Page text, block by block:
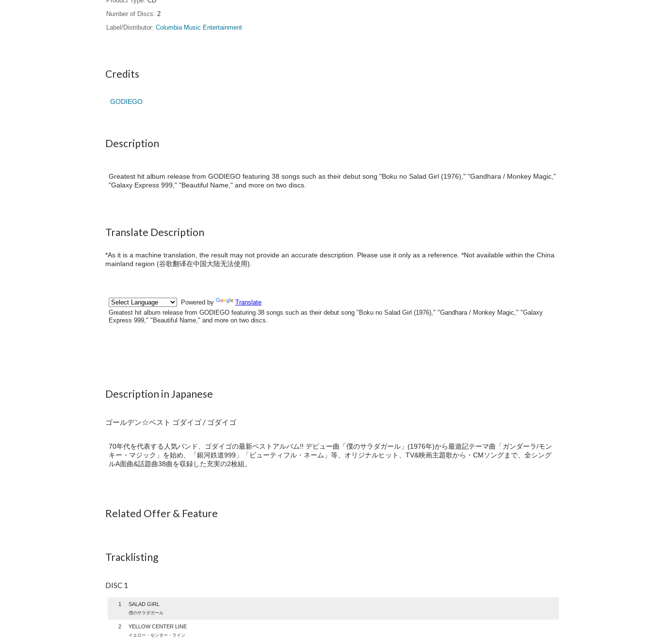
Number of Discs
2
Label/Distributor Columbia Music Entertainment
Credits
GODIEGO
Description
Greatest hit album release from GODIEGO featuring 38 songs such as their debut song "Boku no Salad Girl (1976)," "Gandhara / Monkey Magic,"
"Galaxy Express 999," "Beautiful Name," and more on two discs.
Translate Description
*As it is a machine translation, the result may not provide an accurate description. Please use it only as a reference. *Not available within the China
mainland region (谷歌翻译在中国大陆无法使用).
Description in Japanese
ゴールデン☆ベスト ゴダイゴ / ゴダイゴ
70年代を代表する人気バンド、ゴダイゴの最新ベストアルバム!! デビュー曲「僕のサラダガール」(1976年)から最遊記テーマ曲「ガンダーラ/モン
キー・マジック」を始め、「銀河鉄道999」「ビューティフル・ネーム」等、オリジナルヒット、TV&映画主題歌から・CMソングまで、全シング
ルA面曲&話題曲38曲を収録した充実の2枚組。
Related Offer & Feature
Tracklisting
DISC 1
1 SALAD GIRL
僕のサラダガール
2 YELLOW CENTER LINE
イエロー・センター・ライン